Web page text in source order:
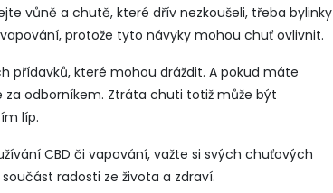
vůně a chutě, které dřív nezkoušeli, třeba bylinky
protože tyto návyky mohou chuť ovlivnit.
přídavků, které mohou dráždit. A pokud máte
odborníkem. Ztráta chuti totiž může být
líp.
CBD či vapování, važte si svých chuťových
radosti ze života a zdraví.